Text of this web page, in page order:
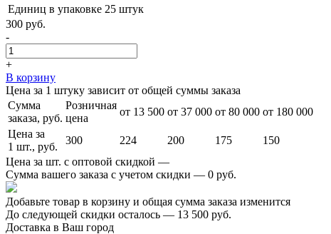
Единиц в упаковке 25 штук
300 руб.
-
+
В корзину
Цена за 1 штуку зависит от общей суммы заказа
Сумма
заказа, руб.
Розничная
цена
от 13 500 от 37 000 от 80 000 от 180 000
Цена за
1 шт., руб.
300 224 200 175
150
Цена за шт. с оптовой скидкой —
Сумма вашего заказа с учетом скидки — 0 руб.
Добавьте товар в корзину и общая сумма заказа изменится
До следующей скидки осталось — 13 500 руб.
Доставка в Ваш город